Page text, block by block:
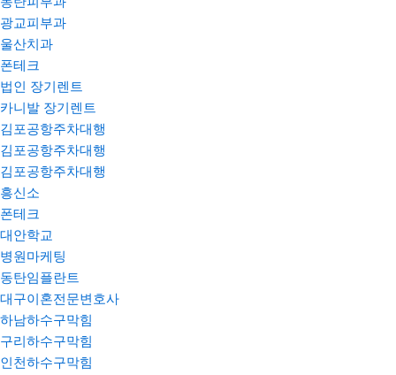
광교피부과
울산치과
폰테크
법인 장기렌트
카니발 장기렌트
김포공항주차대행
김포공항주차대행
김포공항주차대행
흥신소
폰테크
대안학교
병원마케팅
동탄임플란트
대구이혼전문변호사
하남하수구막힘
구리하수구막힘
인천하수구막힘